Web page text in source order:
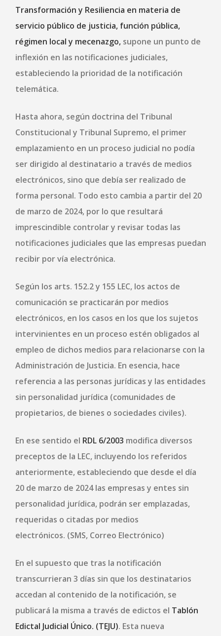
Transformación y Resiliencia en materia de
servicio público de justicia, función pública,
régimen local y mecenazgo, supone un punto de
inflexión en las notificaciones judiciales,
estableciendo la prioridad de la notificación
telemática.
Hasta ahora, según doctrina del Tribunal
Constitucional y Tribunal Supremo, el primer
emplazamiento en un proceso judicial no podía
ser dirigido al destinatario a través de medios
electrónicos, sino que debía ser realizado de
forma personal. Todo esto cambia a partir del 20
de marzo de 2024, por lo que resultará
imprescindible controlar y revisar todas las
notificaciones judiciales que las empresas puedan
recibir por vía electrónica.
Según los arts. 152.2 y 155 LEC, los actos de
comunicación se practicarán por medios
electrónicos, en los casos en los que los sujetos
intervinientes en un proceso estén obligados al
empleo de dichos medios para relacionarse con la
Administración de Justicia. En esencia, hace
referencia a las personas jurídicas y las entidades
sin personalidad jurídica (comunidades de
propietarios, de bienes o sociedades civiles).
En ese sentido el RDL 6/2003 modifica diversos
preceptos de la LEC, incluyendo los referidos
anteriormente, estableciendo que desde el día
20 de marzo de 2024las empresas y entes sin
personalidad jurídica, podrán ser emplazadas,
requeridas o citadas por medios
electrónicos. (SMS, Correo Electrónico)
En el supuesto que tras la notificación
transcurrieran 3 días sin que los destinatarios
accedan al contenido de la notificación, se
publicará la misma a través de edictos el Tablón
Edictal Judicial Único. (TEJU). Esta nueva